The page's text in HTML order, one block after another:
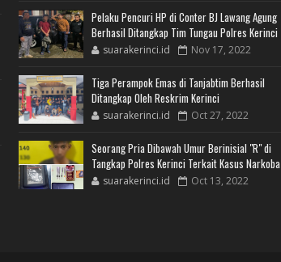
Pelaku Pencuri HP di Conter BJ Lawang Agung
Berhasil Ditangkap Tim Tungau Polres Kerinci
suarakerinci.id Nov 17, 2022
Tiga Perampok Emas di Tanjabtim Berhasil
Ditangkap Oleh Reskrim Kerinci
suarakerinci.id Oct 27, 2022
Seorang Pria Dibawah Umur Berinisial "R" di
Tangkap Polres Kerinci Terkait Kasus Narkoba
suarakerinci.id Oct 13, 2022